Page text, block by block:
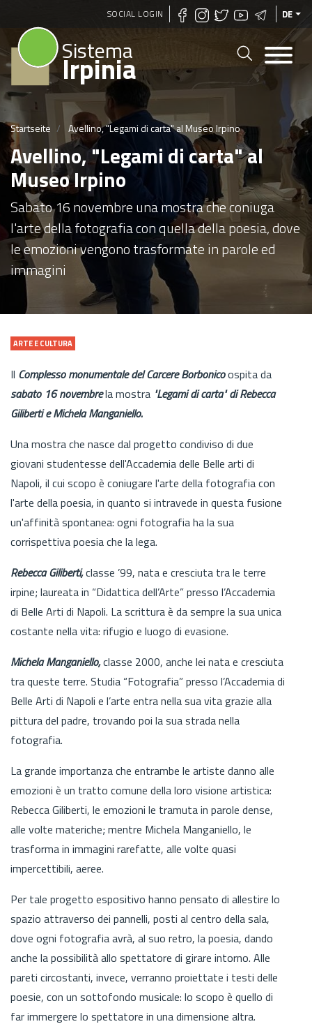
Direkt
zum
SOCIAL LOGIN DE
Sistema
Irpinia
Startseite Avellino, "Legami di carta" al Museo Irpino
Avellino, "Legami di carta" al
Museo Irpino
Sabato 16 novembre una mostra che coniuga
l'arte della fotografia con quella della poesia, dove
le emozioni vengono trasformate in parole ed
immagini
ARTE E CULTURA
Il Complesso monumentale del Carcere Borbonicoospita da
sabato 16 novembrela mostra "Legami di carta" di Rebecca
Giliberti e Michela Manganiello.
Una mostra che nasce dal progetto condiviso di due
giovani studentesse dell'Accademia delle Belle arti di
Napoli, il cui scopo è coniugare l'arte della fotografia con
l'arte della poesia, in quanto si intravede in questa fusione
un'affinità spontanea: ogni fotografia ha la sua
corrispettiva poesia che la lega.
Rebecca Giliberti,classe ’99, nata e cresciuta tra le terre
irpine; laureata in “Didattica dell’Arte” presso l’Accademia
di Belle Arti di Napoli. La scrittura è da sempre la sua unica
costante nella vita: rifugio e luogo di evasione.
Michela Manganiello,classe 2000, anche lei nata e cresciuta
tra queste terre. Studia “Fotografia” presso l’Accademia di
Belle Arti di Napoli e l’arte entra nella sua vita grazie alla
pittura del padre, trovando poi la sua strada nella
fotografia.
La grande importanza che entrambe le artiste danno alle
emozioni è un tratto comune della loro visione artistica:
Rebecca Giliberti, le emozioni le tramuta in parole dense,
alle volte materiche; mentre Michela Manganiello, le
trasforma in immagini rarefatte, alle volte quasi
impercettibili, aeree.
Per tale progetto espositivo hanno pensato di allestire lo
spazio attraverso dei pannelli, posti al centro della sala,
dove ogni fotografia avrà, al suo retro, la poesia, dando
anche la possibilità allo spettatore di girare intorno. Alle
pareti circostanti, invece, verranno proiettate i testi delle
poesie, con un sottofondo musicale: lo scopo è quello di
far immergere lo spettatore in una dimensione altra.